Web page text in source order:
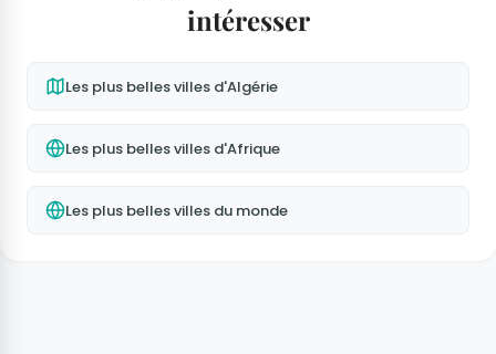
intéresser
Les plus belles villes d'Algérie
Les plus belles villes d'Afrique
Les plus belles villes du monde